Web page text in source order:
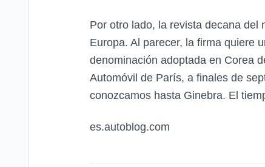
Por otro lado, la revista decana del
Europa. Al parecer, la firma quiere
denominación adoptada en Corea
Automóvil de París, a finales de
conozcamos hasta Ginebra. El
es.autoblog.com